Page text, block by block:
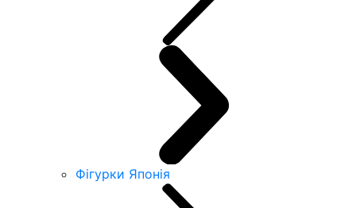
Фігурки Японія